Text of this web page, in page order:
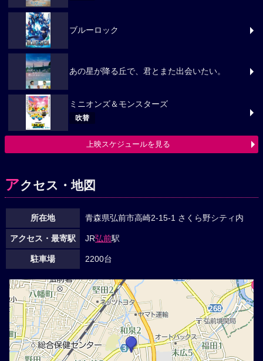
ブルーロック
あの星が降る丘で、君とまた出会いたい。
ミニオンズ＆モンスターズ
吹替
上映スケジュールを見る
アクセス・地図
所在地 青森県弘前市高崎2-15-1 さくら野シティ内
アクセス・最寄駅 JR弘前駅
駐車場 2200台